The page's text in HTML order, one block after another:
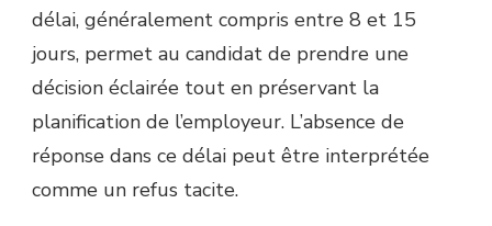
délai, généralement compris entre 8 et 15
jours, permet au candidat de prendre une
décision éclairée tout en préservant la
planification de l’employeur. L’absence de
réponse dans ce délai peut être interprétée
comme un refus tacite.